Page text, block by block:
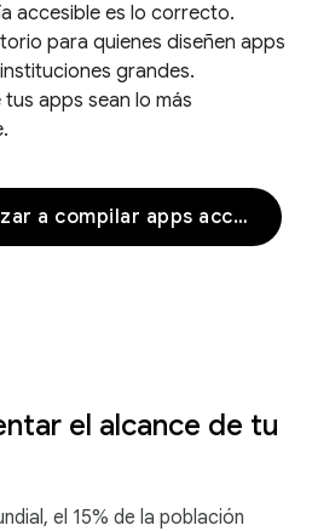
accesible es lo correcto.
para quienes diseñen apps
grandes.
apps sean lo más
Cómo comenzar a compilar apps accesibles
el alcance de tu
el 15% de la población